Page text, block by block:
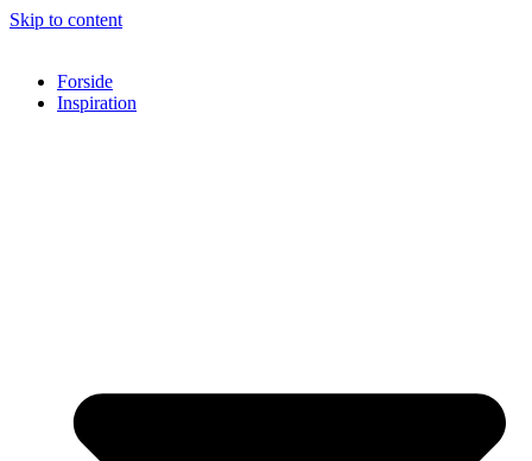
Skip to content
Forside
Inspiration